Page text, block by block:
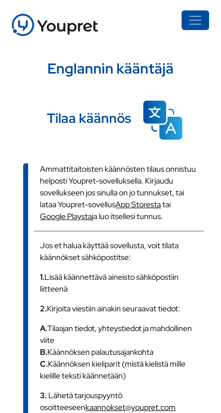
Englannin kääntäjä
Tilaa käännös
Ammattitaitoisten käännösten tilaus onnistuu
helposti Youpret-sovelluksella. Kirjaudu
sovellukseen jos sinulla on jo tunnukset, tai
lataa Youpret-sovellusApp Storestatai
Google Playstaja luo itsellesi tunnus.
Jos et halua käyttää sovellusta, voit tilata
käännökset sähköpostitse:
1.Lisää käännettävä aineisto sähköpostiin
liitteenä
2.Kirjoita viestiin ainakin seuraavat tiedot:
A.Tilaajan tiedot, yhteystiedot ja mahdollinen
viite
B.Käännöksen palautusajankohta
C.Käännöksen kieliparit (mistä kielistä mille
kielille teksti käännetään)
3. Lähetä tarjouspyyntö
osoitteeseenkaannokset@youpret.com